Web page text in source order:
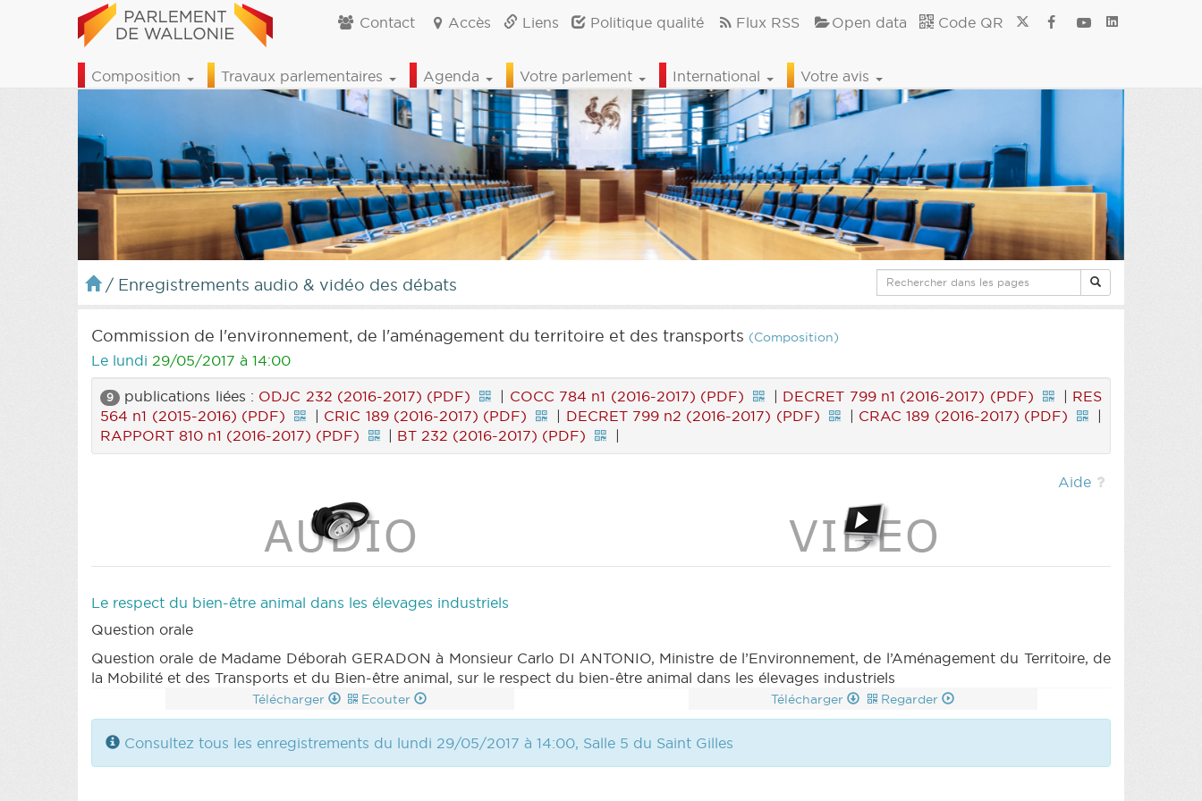
Contact Accès Liens Politique qualité Flux RSS Open data Code QR
Composition Travaux parlementaires Agenda Votre parlement International Votre avis
/ Enregistrements audio & vidéo des débats
Commission de l'environnement, de l'aménagement du territoire et des transports (Composition)
Le lundi 29/05/2017 à 14:00
9 publications liées : ODJC 232 (2016-2017) (PDF) | COCC 784 n1 (2016-2017) (PDF) | DECRET 799 n1 (2016-2017) (PDF) | RES
564 n1 (2015-2016) (PDF)
| CRIC 189 (2016-2017) (PDF) | DECRET 799 n2 (2016-2017) (PDF) | CRAC 189 (2016-2017) (PDF)
|
RAPPORT 810 n1 (2016-2017) (PDF)
| BT 232 (2016-2017) (PDF) |
Aide
Le respect du bien-être animal dans les élevages industriels
Question orale
Question orale de Madame Déborah GERADON à Monsieur Carlo DI ANTONIO, Ministre de l’Environnement, de l’Aménagement du Territoire, de
la Mobilité et des Transports et du Bien-être animal, sur le respect du bien-être animal dans les élevages industriels
Télécharger Ecouter Télécharger Regarder
Consultez tous les enregistrements du lundi 29/05/2017 à 14:00, Salle 5 du Saint Gilles